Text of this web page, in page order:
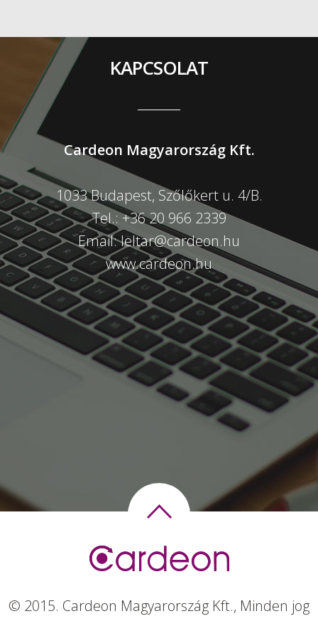
KAPCSOLAT
Cardeon Magyarország Kft.
1033 Budapest, Szőlőkert u. 4/B.
Tel.: +36 20 966 2339
Email:leltar@cardeon.hu
www.cardeon.hu
© 2015. Cardeon Magyarország Kft., Minden jog